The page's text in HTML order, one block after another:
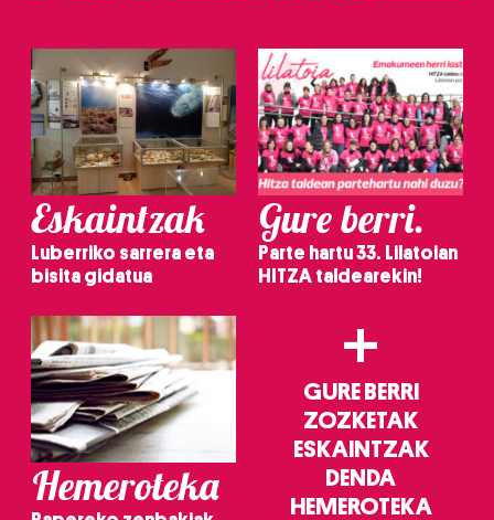
Eskaintzak
Luberriko sarrera eta
bisita gidatua
Gure berri.
Parte hartu 33. Lilatoian
HITZA taldearekin!
Hemeroteka
+
GURE BERRI
ZOZKETAK
ESKAINTZAK
DENDA
HEMEROTEKA